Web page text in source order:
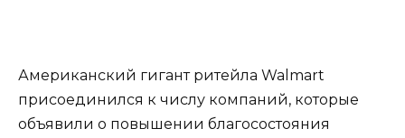
Американский гигант ритейла Walmart
присоединился к числу компаний, которые
объявили о повышении благосостояния